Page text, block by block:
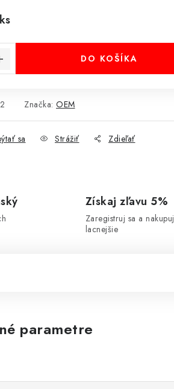
DO KOŠÍKA
Značka: OEM
sa Strážiť Zdieľať
Získaj zľavu 5%
Zaregistruj sa a nakupuj
lacnejšie
parametre